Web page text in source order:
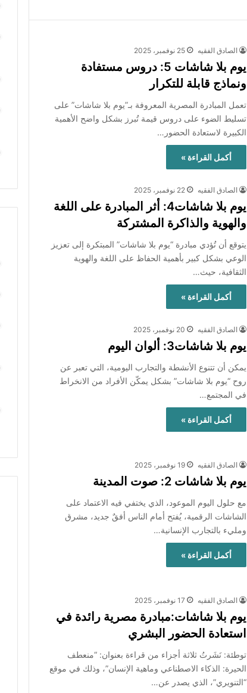
الصادق الفقيه 25 نوفمبر، 2025
يوم بلا شاشات 5: دروس مستفادة
ونماذج قابلة للتكرار
تعمل المبادرة المصرية المعروفة بـ”يوم بلا شاشات” على
تسليط الضوء على دروس قيمة تُبرز بشكل واضح الأهمية
الكبيرة لاستعادة الحضور…
أكمل القراءة »
الصادق الفقيه 22 نوفمبر، 2025
يوم بلا شاشات4: أثر المبادرة على اللغة
والهوية والذاكرة المشتركة
يتوقع أن تُؤدي مبادرة “يوم بلا شاشات” المبتكرة إلى تعزيز
الوعي بشكل كبير بأهمية الحفاظ على اللغة والهوية
الثقافية، حيث…
أكمل القراءة »
الصادق الفقيه 20 نوفمبر، 2025
يوم بلا شاشات3: ألوان اليوم
يمكن أن تتنوع الأنشطة والتجارب اليومية، التي تعبر عن
روح “يوم بلا شاشات” بشكل يمكّن الأفراد من الانخراط
في المجتمع…
أكمل القراءة »
الصادق الفقيه 19 نوفمبر، 2025
يوم بلا شاشات 2: صوت المدينة
مع حلول اليوم الموعود، الذي يختفي فيه الاعتماد على
الشاشات الرقمية، يُفتح أمام الناس أفقٌ جديد، مشرق
ومليء بالتجارب الإنسانية…
أكمل القراءة »
الصادق الفقيه 17 نوفمبر، 2025
يوم بلا شاشات:مبادرة مصرية رائدة في
استعادة الحضور البشري
توطئة: نَشَرتُ ثلاثة أجزاء من قراءة بعنوان: “منعطف
الحيرة: الذكاء الاصطناعي وماهية الإنسان”، وذلك في موقع
“التنويري”، الذي يصدر عن…